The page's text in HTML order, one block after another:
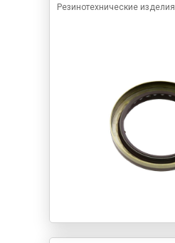
Резинотехнические изделия